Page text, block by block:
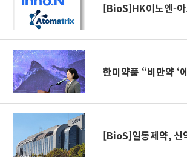
[BioS]HK이노엔-
한미약품 “비만약 ‘
[BioS]일동제약, 신